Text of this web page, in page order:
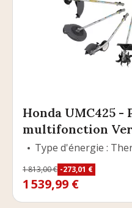
Honda UMC425
multifonction
Type d'énergie :
Prix de base
1 813,00 € -273,01 €
Prix
1 539,99 €